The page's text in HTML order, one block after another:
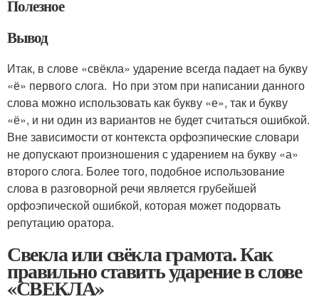
Полезное
Вывод
Итак, в слове «свёкла» ударение всегда падает на букву
«ё» первого слога. Но при этом при написании данного
слова можно использовать как букву «е», так и букву
«ё», и ни один из вариантов не будет считаться ошибкой.
Вне зависимости от контекста орфоэпические словари
не допускают произношения с ударением на букву «а»
второго слога. Более того, подобное использование
слова в разговорной речи является грубейшей
орфоэпической ошибкой, которая может подорвать
репутацию оратора.
Свекла или свёкла грамота. Как
правильно ставить ударение в слове
«СВЕКЛА»